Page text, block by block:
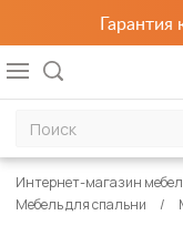
Интернет-магазин
Мебель для спальни